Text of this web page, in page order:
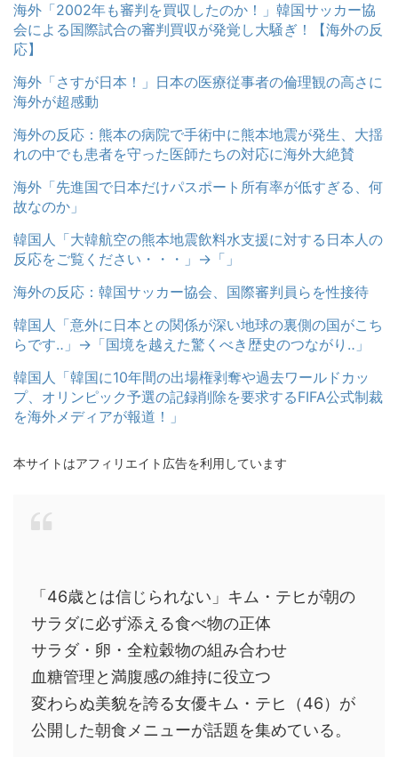
海外「2002年も審判を買収したのか！」韓国サッカー協
会による国際試合の審判買収が発覚し大騒ぎ！【海外の反
応】
海外「さすが日本！」日本の医療従事者の倫理観の高さに
海外が超感動
海外の反応：熊本の病院で手術中に熊本地震が発生、大揺
れの中でも患者を守った医師たちの対応に海外大絶賛
海外「先進国で日本だけパスポート所有率が低すぎる、何
故なのか」
韓国人「大韓航空の熊本地震飲料水支援に対する日本人の
反応をご覧ください・・・」→「」
海外の反応：韓国サッカー協会、国際審判員らを性接待
韓国人「意外に日本との関係が深い地球の裏側の国がこち
らです‥」→「国境を越えた驚くべき歴史のつながり‥」
韓国人「韓国に10年間の出場権剥奪や過去ワールドカッ
プ、オリンピック予選の記録削除を要求するFIFA公式制裁
を海外メディアが報道！」
本サイトはアフィリエイト広告を利用しています
「46歳とは信じられない」キム・テヒが朝の
サラダに必ず添える食べ物の正体
サラダ・卵・全粒穀物の組み合わせ
血糖管理と満腹感の維持に役立つ
変わらぬ美貌を誇る女優キム・テヒ（46）が
公開した朝食メニューが話題を集めている。